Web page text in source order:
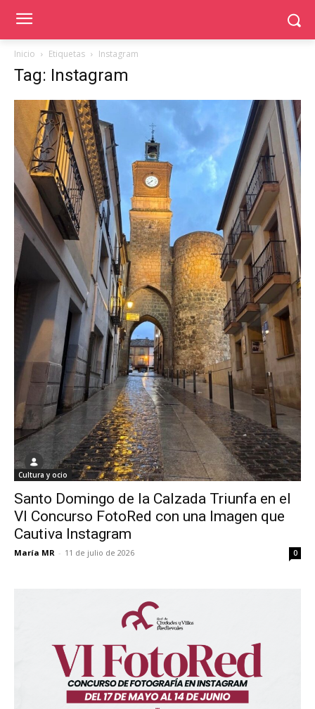
Inicio Etiquetas Instagram
Tag: Instagram
Cultura y ocio
Santo Domingo de la Calzada Triunfa en el
VI Concurso FotoRed con una Imagen que
Cautiva Instagram
María MR - 11 de julio de 2026 0